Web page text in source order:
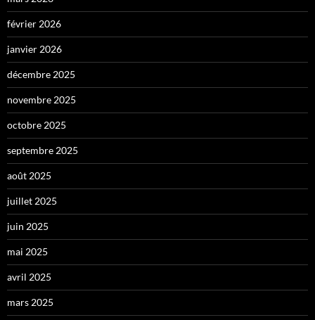
février 2026
janvier 2026
décembre 2025
novembre 2025
octobre 2025
septembre 2025
août 2025
juillet 2025
juin 2025
mai 2025
avril 2025
mars 2025